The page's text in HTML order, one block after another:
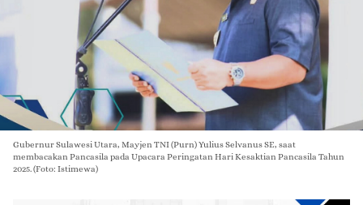
Gubernur Sulawesi Utara, Mayjen TNI (Purn) Yulius Selvanus SE, saat
membacakan Pancasila pada Upacara Peringatan Hari Kesaktian Pancasila Tahun
2025. (Foto: Istimewa)